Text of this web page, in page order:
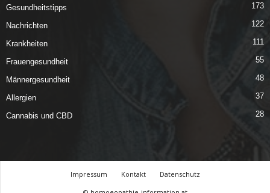
Gesundheitstipps 173
Nachrichten 122
Krankheiten 111
Frauengesundheit 55
Männergesundheit 48
Allergien 37
Cannabis und CBD 28
Impressum Kontakt
Datenschutz